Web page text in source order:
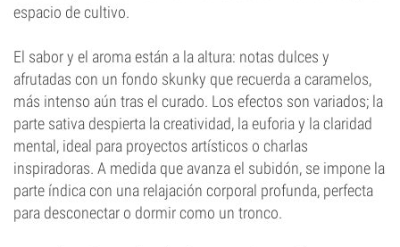
espacio de cultivo.
El sabor y el aroma están a la altura: notas dulces y
afrutadas con un fondo skunky que recuerda a caramelos,
más intenso aún tras el curado. Los efectos son variados; la
parte sativa despierta la creatividad, la euforia y la claridad
mental, ideal para proyectos artísticos o charlas
inspiradoras. A medida que avanza el subidón, se impone la
parte índica con una relajación corporal profunda, perfecta
para desconectar o dormir como un tronco.